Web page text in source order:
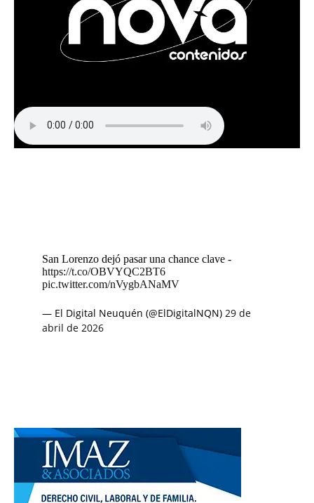
San Lorenzo dejó pasar una chance clave -
https://t.co/OBVYQC2BT6
pic.twitter.com/nVygbANaMV
— El Digital Neuquén (@ElDigitalNQN) 29 de
abril de 2026